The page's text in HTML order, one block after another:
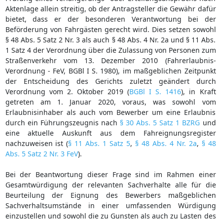
Aktenlage allein streitig, ob der Antragsteller die Gewähr dafür
bietet, dass er der besonderen Verantwortung bei der
Beförderung von Fahrgästen gerecht wird. Dies setzen sowohl
§ 48 Abs. 5 Satz 2 Nr. 3 als auch § 48 Abs. 4 Nr. 2a und § 11 Abs.
1 Satz 4 der Verordnung über die Zulassung von Personen zum
Straßenverkehr vom 13. Dezember 2010 (Fahrerlaubnis-
Verordnung - FeV, BGBl I S. 1980), im maßgeblichen Zeitpunkt
der Entscheidung des Gerichts zuletzt geändert durch
Verordnung vom 2. Oktober 2019 (BGBl I S. 1416), in Kraft
getreten am 1. Januar 2020, voraus, was sowohl vom
Erlaubnisinhaber als auch vom Bewerber um eine Erlaubnis
durch ein Führungszeugnis nach § 30 Abs. 5 Satz 1 BZRG und
eine aktuelle Auskunft aus dem Fahreignungsregister
nachzuweisen ist (§ 11 Abs. 1 Satz 5, § 48 Abs. 4 Nr. 2a, § 48
Abs. 5 Satz 2 Nr. 3 FeV).
Bei der Beantwortung dieser Frage sind im Rahmen einer
Gesamtwürdigung der relevanten Sachverhalte alle für die
Beurteilung der Eignung des Bewerbers maßgeblichen
Sachverhaltsumstände in einer umfassenden Würdigung
einzustellen und sowohl die zu Gunsten als auch zu Lasten des